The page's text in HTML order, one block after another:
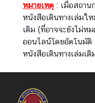
ลื
อ
ก
ตั้
ส
ส
หมายเหตุ : เมื่อสถา
หนังสือเดินทางเล่มใ
เดิม (ที่อาจจะยังไม่ห
ออนไลน์โดยอัตโนมัติ
หนังสือเดินทางเล่มเ